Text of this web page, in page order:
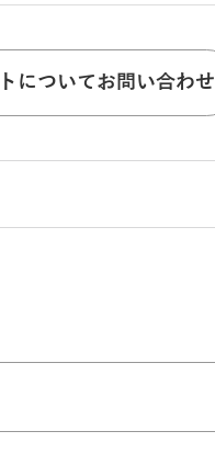
についてお問い合わせ